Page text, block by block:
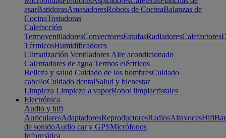
asarBatidorasAmasadoresRobots de CocinaBalanzas de
CocinaTostadoras
Calefacción
TermoventiladoresConvectoresEstufasRadiadoresCalefactores
TérmicosHumidificadores
Climatización Ventiladores Aire acondicionado
Calentadores de agua Termos eléctricos
Belleza y salud Cuidado de los hombresCuidado
cabelloCuidado dentalSalud y bienestar
Limpieza Limpieza a vaporRobot limpiacristales
Electrónica
Audio y hifi
AuricularesAdaptadoresReproductoresRadiosAltavocesHifi
de sonidoAudio car y GPSMicrófonos
Informática